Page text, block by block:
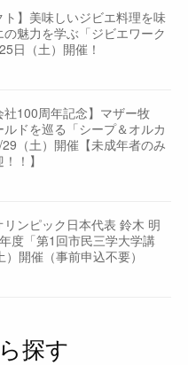
ト】美味しいジビエ料理を味
魅力を学ぶ「ジビエワーク
日（土）開催！
社100周年記念】マザー牧
ドを巡る「シープ＆オルカ
（土）開催【未成年者のみ
！】
リンピック日本代表 鈴木 明
度「第1回市民三学大学講
開催（事前申込不要）
探す